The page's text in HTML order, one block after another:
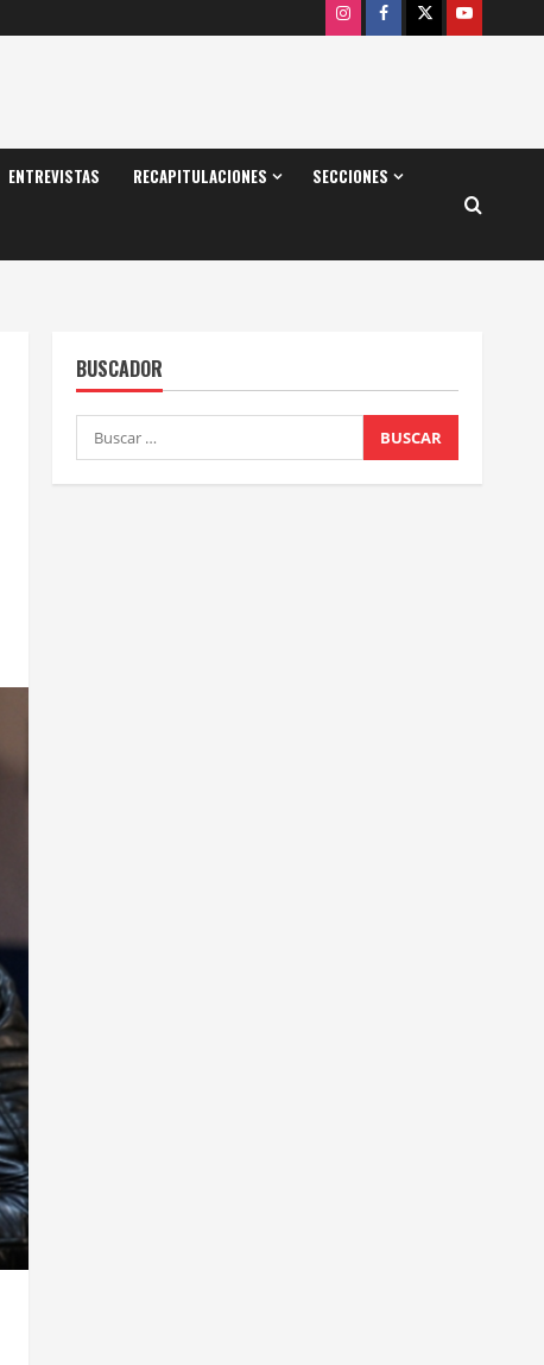
InstagramFacebook
X Youtube
ENTREVISTAS RECAPITULACIONES SECCIONES
BUSCADOR
Buscar: